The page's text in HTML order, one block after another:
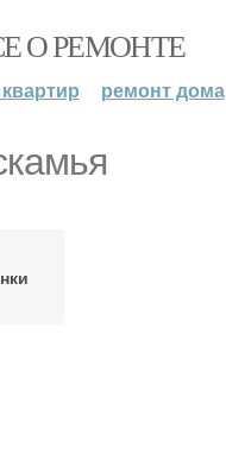
О РЕМОНТЕ
ремонт дома